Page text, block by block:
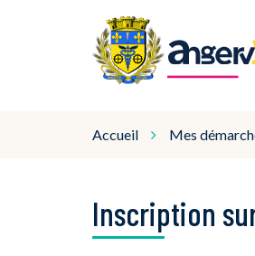
Angerville
Accueil Mes
Inscription